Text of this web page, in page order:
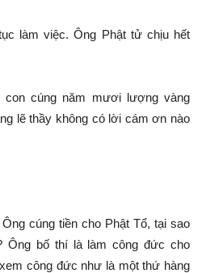
làm việc. Ông Phật tử chịu hết
cúng năm mươi lượng vàng
lẽ thầy không có lời cám ơn nào
cúng tiền cho Phật Tổ, tại sao
Ông bố thí là làm công đức cho
công đức như là một thứ hàng